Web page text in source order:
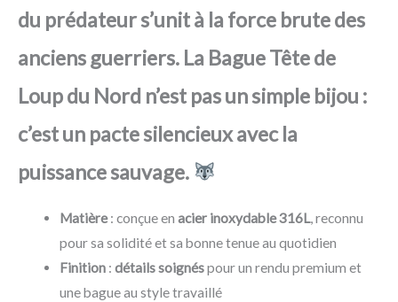
du prédateur s’unit à la force brute des
anciens guerriers. La Bague Tête de
Loup du Nord n’est pas un simple bijou :
c’est un pacte silencieux avec la
puissance sauvage.
Matière: conçue en acier inoxydable 316L, reconnu
pour sa solidité et sa bonne tenue au quotidien
Finition: détails soignéspour un rendu premium et
une bague au style travaillé